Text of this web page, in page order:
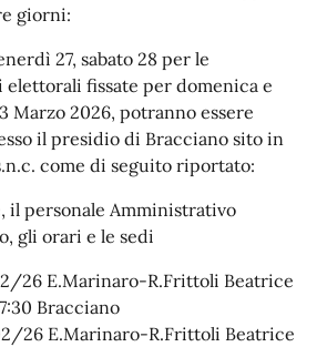
giorni:
27, sabato 28 per le
elettorali fissate per domenica e
Marzo 2026, potranno essere
il presidio di Bracciano sito in
come di seguito riportato:
il personale Amministrativo
gli orari e le sedi
26 E.Marinaro-R.Frittoli Beatrice
Bracciano
26 E.Marinaro-R.Frittoli Beatrice